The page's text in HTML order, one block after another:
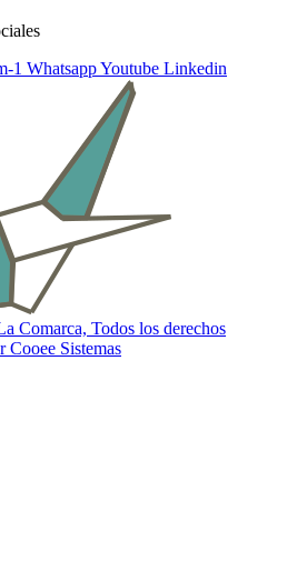
1 WhatsappYoutube Linkedin
Comarca, Todos los derechos
Cooee Sistemas